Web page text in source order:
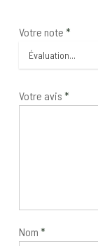
Votre note *
Votre avis *
Nom *